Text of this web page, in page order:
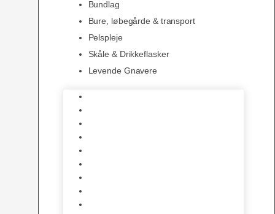
Bundlag
Bure, løbegårde & transport
Pelspleje
Skåle & Drikkeflasker
Levende Gnavere